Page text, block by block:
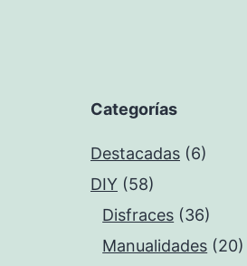
Categorías
Destacadas (6)
DIY (58)
Disfraces (36)
Manualidades (20)